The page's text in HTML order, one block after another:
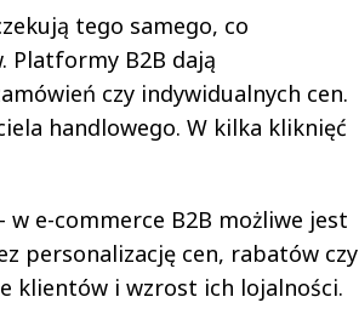
tego samego, co
Platformy B2B dają
czy indywidualnych cen.
handlowego. W kilka kliknięć
w e-commerce B2B możliwe jest
personalizację cen, rabatów czy
klientów i wzrost ich lojalności.